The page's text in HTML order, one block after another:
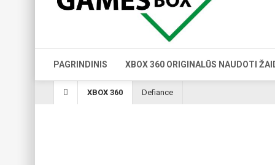
PAGRINDINIS XBOX 360 ORIGINALŪS NAUDOTI
XBOX 360 Defiance